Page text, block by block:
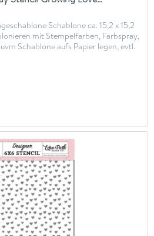
Schablone ca. 15,2 x 15,2
mit Stempelfarben, Farbspray,
Schablone aufs Papier legen, evtl.